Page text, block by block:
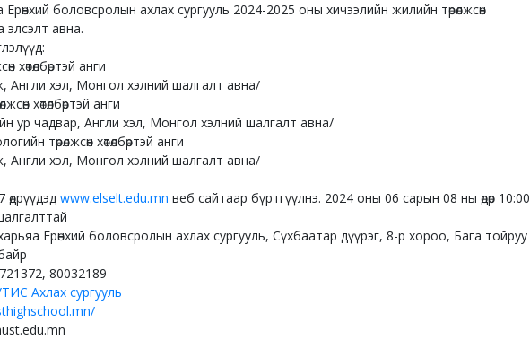
боловсролын ахлах сургууль 2024-2025 оны хичээлийн жилийн төрөлжсөн
элсэлт авна.
хөтөлбөртэй анги
Англи хэл, Монгол хэлний шалгалт авна/
хөтөлбөртэй анги
ур чадвар, Англи хэл, Монгол хэлний шалгалт авна/
төрөлжсөн хөтөлбөртэй анги
Англи хэл, Монгол хэлний шалгалт авна/
www.elselt.edu.mn веб сайтаар бүртгүүлнэ. 2024 оны 06 сарын 08 ны өдөр 10:00
Ерөнхий боловсролын ахлах сургууль, Сүхбаатар дүүрэг, 8-р хороо, Бага тойруу
80032189
Ахлах сургууль